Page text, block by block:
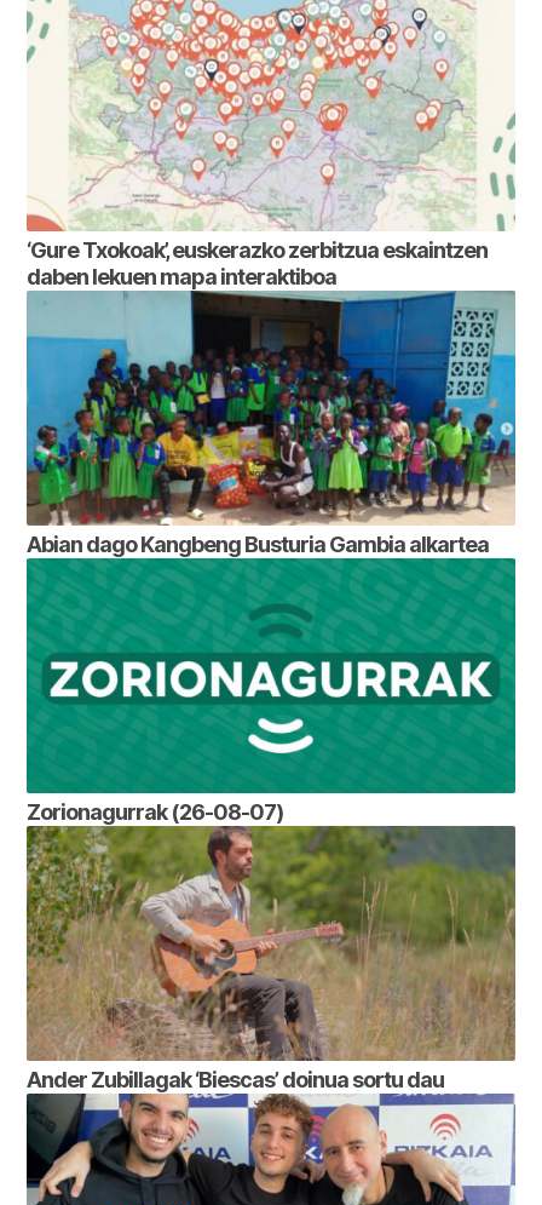
‘Gure Txokoak’, euskerazko zerbitzua eskaintzen
daben lekuen mapa interaktiboa
Abian dago Kangbeng Busturia Gambia alkartea
Zorionagurrak (26-08-07)
Ander Zubillagak ‘Biescas’ doinua sortu dau